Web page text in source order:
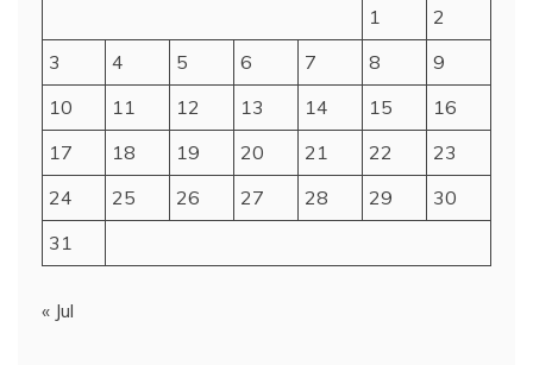
1
2
3
4 5 6 7 8
9
10
11 12 13 14 15
16
17
18 19 20 21 22
23
24
25 26 27 28 29
30
31
« Jul